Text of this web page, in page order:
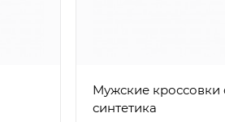
Мужские кроссовки серые
синтетика